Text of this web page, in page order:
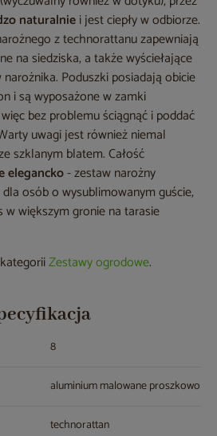
naturalniei jest ciepły w odbiorze.
z technorattanu zapewniają
na siedziska, a także wyściełające
Poduszki posiadają obicie
i są wyposażone w zamki
bez problemu ściągnąć i poddać
uwagi jest również niemal
szklanym blatem. Całość
elegancko- zestaw narożny
osób o wysublimowanym guście,
w większym gronie na tarasie
Zestawy ogrodowe.
8
aluminium malowane proszkowo
technorattan